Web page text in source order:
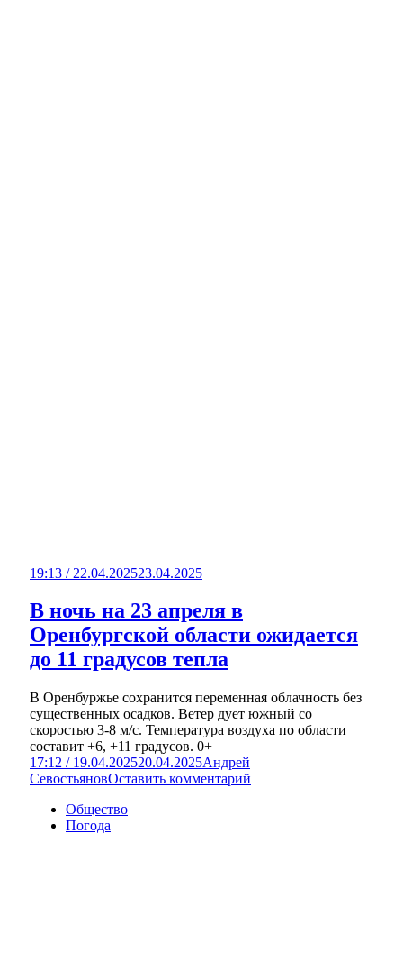
19:13 / 22.04.202523.04.2025
В ночь на 23 апреля в
Оренбургской области ожидается
до 11 градусов тепла
В Оренбуржье сохранится переменная облачность без
существенных осадков. Ветер дует южный со
скоростью 3-8 м/с. Температура воздуха по области
составит +6, +11 градусов. 0+
17:12 / 19.04.202520.04.2025Андрей
СевостьяновОставить комментарий
Общество
Погода